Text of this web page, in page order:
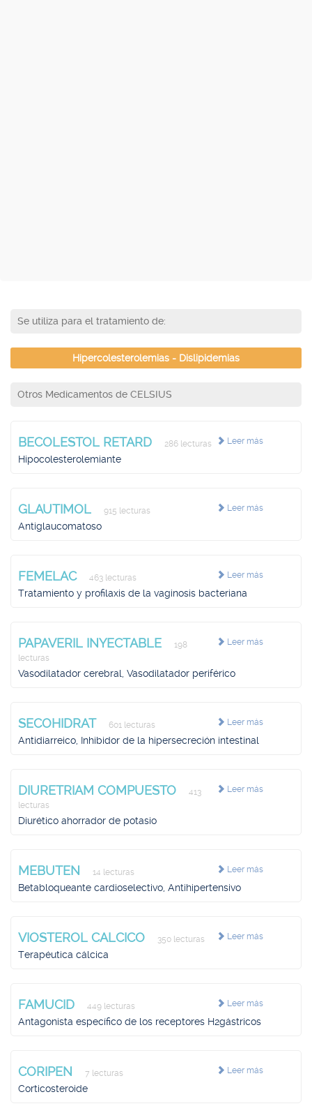
Se utiliza para el tratamiento de:
Hipercolesterolemias - Dislipidemias
Otros Medicamentos de CELSIUS
Leer más
BECOLESTOL RETARD 286 lecturas
Hipocolesterolemiante
Leer más
GLAUTIMOL 915 lecturas
Antiglaucomatoso
Leer más
FEMELAC 463 lecturas
Tratamiento y profilaxis de la vaginosis bacteriana
Leer más
PAPAVERIL INYECTABLE
198
lecturas
Vasodilatador cerebral, Vasodilatador periférico
Leer más
SECOHIDRAT 601 lecturas
Antidiarreico, Inhibidor de la hipersecreción intestinal
Leer más
DIURETRIAM COMPUESTO
413
lecturas
Diurético ahorrador de potasio
Leer más
MEBUTEN 14 lecturas
Betabloqueante cardioselectivo, Antihipertensivo
Leer más
VIOSTEROL CALCICO 350 lecturas
Terapéutica cálcica
Leer más
FAMUCID 449 lecturas
Antagonista específico de los receptores H2gástricos
Leer más
CORIPEN 7 lecturas
Corticosteroide